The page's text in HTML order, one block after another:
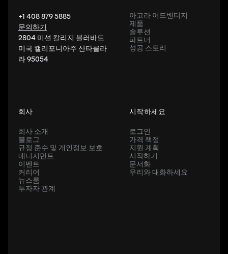
+1 408 879 5885
문의하기
2804 미션 칼리지 블러바드
미국 캘리포니아주 산타클라
라 95054
아고라 어드밴티지
제품
솔루션
파트너
성공 스토리
회사
회사 소개
블로그
규정 준수 및 개인정보 보호
매니지먼트
이벤트
커리어
뉴스룸
투자자 관계
시작하세요
로그인
가격 책정
지원 계획
시작하기
문서화
우리와 대화하세요